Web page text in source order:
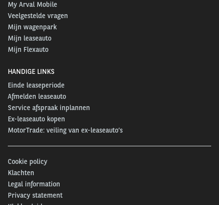
My Arval Mobile
Veelgestelde vragen
Mijn wagenpark
Mijn leaseauto
Mijn Flexauto
HANDIGE LINKS
Einde leaseperiode
Afmelden leaseauto
Service afspraak inplannen
Ex-leaseauto kopen
MotorTrade: veiling van ex-leaseauto’s
Cookie policy
Klachten
Legal information
Privacy statement